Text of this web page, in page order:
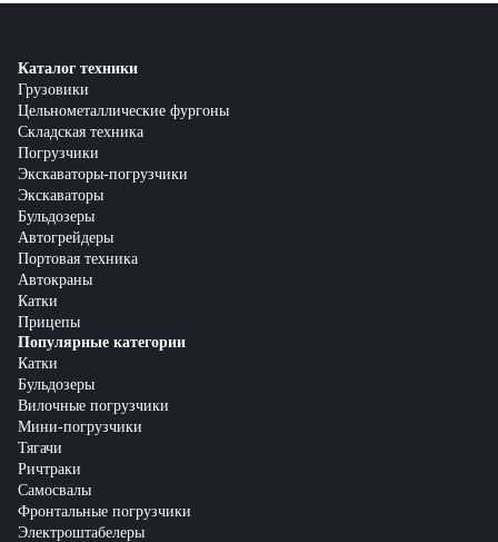
Каталог техники
Грузовики
Цельнометаллические фургоны
Складская техника
Погрузчики
Экскаваторы-погрузчики
Экскаваторы
Бульдозеры
Автогрейдеры
Портовая техника
Автокраны
Катки
Прицепы
Популярные категории
Катки
Бульдозеры
Вилочные погрузчики
Мини-погрузчики
Тягачи
Ричтраки
Самосвалы
Фронтальные погрузчики
Электроштабелеры